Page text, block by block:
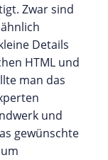
Zwar sind
Details
HTML und
man das
und
gewünschte